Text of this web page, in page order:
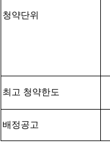
청약단위
최고 청약한도
배정공고